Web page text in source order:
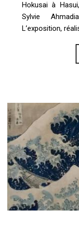
Hokusai à
Sylvie
L’exposition,